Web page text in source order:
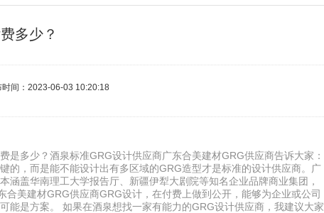
多少？
时间：2023-06-03 10:20:18
是多少？酒泉标准GRG设计供应商广东合美建材GRG供应商告诉大家：
的，而是能不能设计出有多区域的GRG造型才是标准的设计供应商。广
涵盖华南理工大学报告厅、新疆伊犁大剧院等知名企业品牌商业集团，
合美建材GRG供应商GRG设计，在付费上做到公开，能够为企业或公司
能是方案。 如果在酒泉想找一家有能力的GRG设计供应商，我建议大家